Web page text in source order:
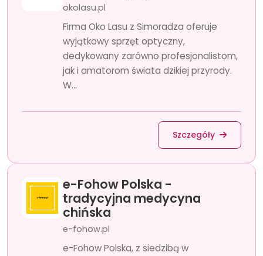
okolasu.pl
Firma Oko Lasu z Simoradza oferuje
wyjątkowy sprzęt optyczny,
dedykowany zarówno profesjonalistom,
jak i amatorom świata dzikiej przyrody.
W...
Szczegóły
e-Fohow Polska -
tradycyjna medycyna
chińska
e-fohow.pl
e-Fohow Polska, z siedzibą w